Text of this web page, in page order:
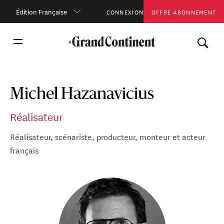
Édition Française CONNEXION OFFRE ABONNEMENT
Michel Hazanavicius
Réalisateur
Réalisateur, scénariste, producteur, monteur et acteur
français